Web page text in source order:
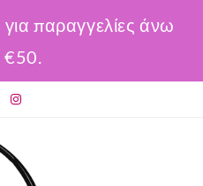
παραγγελίες άνω
€50.